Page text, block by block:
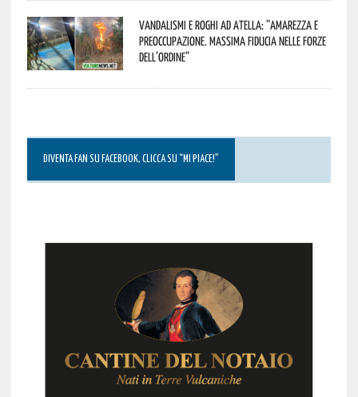
Vandalismi e roghi ad Atella: “Amarezza e
preoccupazione. Massima fiducia nelle Forze
dell’Ordine”
DIVENTA FAN SU FACEBOOK, CLICCA SU “MI PIACE!”